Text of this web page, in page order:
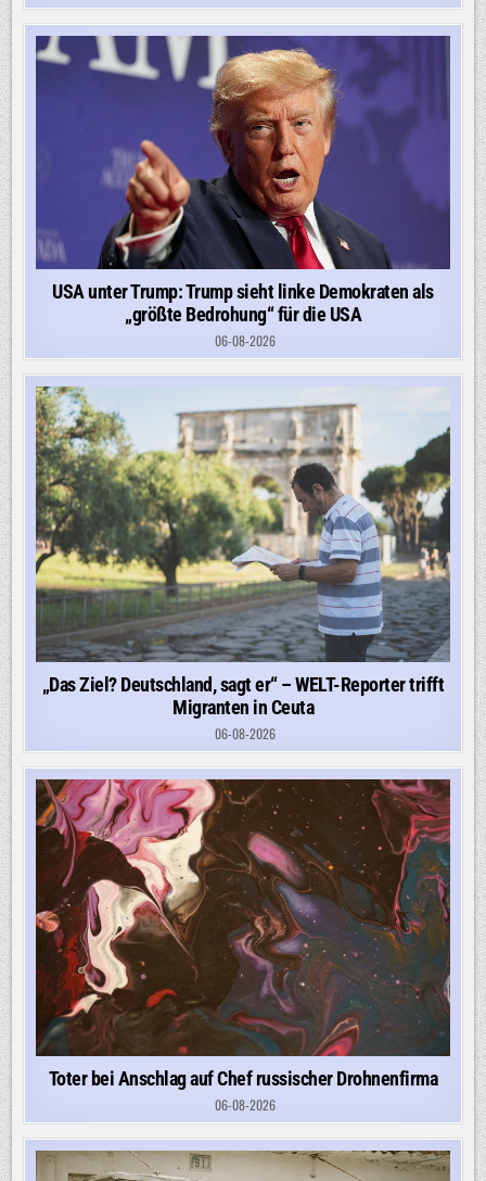
USA unter Trump: Trump sieht linke Demokraten als
„größte Bedrohung“ für die USA
06-08-2026
„Das Ziel? Deutschland, sagt er“ – WELT-Reporter trifft
Migranten in Ceuta
06-08-2026
Toter bei Anschlag auf Chef russischer Drohnenfirma
06-08-2026